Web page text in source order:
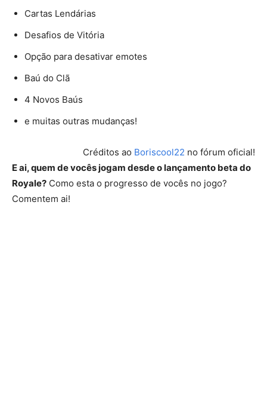
Cartas Lendárias
Desafios de Vitória
Opção para desativar emotes
Baú do Clã
4 Novos Baús
e muitas outras mudanças!
Créditos ao Boriscool22 no fórum oficial!
E ai, quem de vocês jogam desde o lançamento beta do
Royale? Como esta o progresso de vocês no jogo?
Comentem ai!